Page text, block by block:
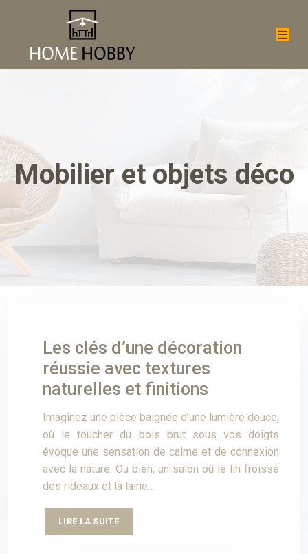
Mobilier et objets déco
Les clés d’une décoration
réussie avec textures
naturelles et finitions
Imaginez une pièce baignée d’une lumière douce,
où le toucher du bois brut sous vos doigts
évoque une sensation de calme et de connexion
avec la nature. Ou bien, un salon où le lin froissé
des rideaux et la laine…
LIRE LA SUITE